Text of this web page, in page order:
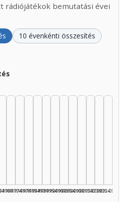
rádiójátékok bemutatási évei
10 évenkénti összesítés
1970–1974
1975–1979
1980–1984
1985–1989
1990–1994
1995–1999
2000–2004
2005–2009
2010–2014
2015–2019
2020–2024
2025–2026